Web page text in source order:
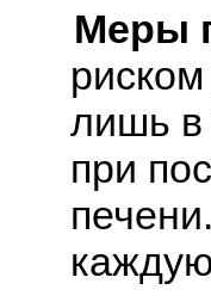
Меры
лишь в
при